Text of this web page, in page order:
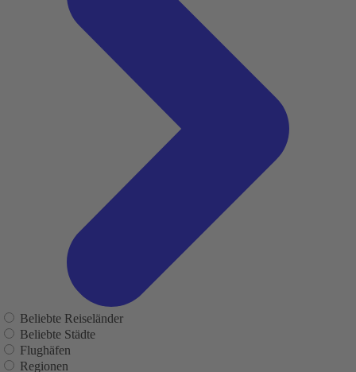
Beliebte Reiseländer
Beliebte Städte
Flughäfen
Regionen